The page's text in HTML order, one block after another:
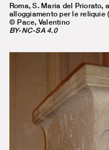
Roma, S. Maria del Priorato,
alloggiamento per le reliquie
© Pace, Valentino
BY-NC-SA 4.0